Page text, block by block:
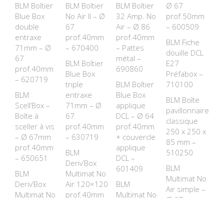
BLM Boîtier
Blue Box
double
entraxe
71mm – Ø
67
prof.40mm
– 620719
BLM
Scell’Box –
Boîte à
sceller à vis
– Ø 67mm
prof.40mm
– 650651
BLM
Deriv’Box
Multimat No
BLM Boîtier
No Air II – Ø
67
prof.40mm
– 670400
BLM Boîtier
Blue Box
triple
entraxe
71mm – Ø
67
prof.40mm
– 630719
BLM
Deriv’Box
Multimat No
Air 120×120
prof.40mm
BLM Boîtier
32 Amp. No
Air – Ø 86
prof.40mm
– Pattes
métal –
690860
BLM Boîtier
Blue Box
applique
DCL – Ø 64
prof.40mm
+ couvercle
applique
DCL –
601409
BLM
Multimat No
Ø 67
prof.50mm
– 600509
BLM Fiche
douille DCL
E27
Préfabox –
710100
BLM Boîte
pavillonnaire
classique
250 x 250 x
85 mm –
510250
BLM
Multimat No
Air simple –